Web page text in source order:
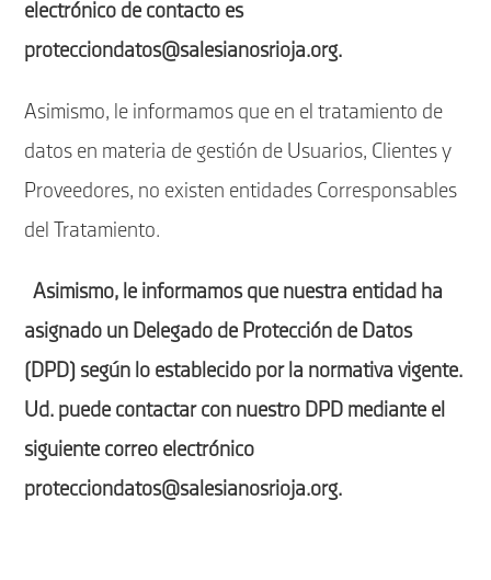
electrónico de contacto es
protecciondatos@salesianosrioja.org.
Asimismo, le informamos que en el tratamiento de
datos en materia de gestión de Usuarios, Clientes y
Proveedores, no existen entidades Corresponsables
del Tratamiento.
Asimismo, le informamos que nuestra entidad ha
asignado un Delegado de Protección de Datos
(DPD) según lo establecido por la normativa vigente.
Ud. puede contactar con nuestro DPD mediante el
siguiente correo electrónico
protecciondatos@salesianosrioja.org.